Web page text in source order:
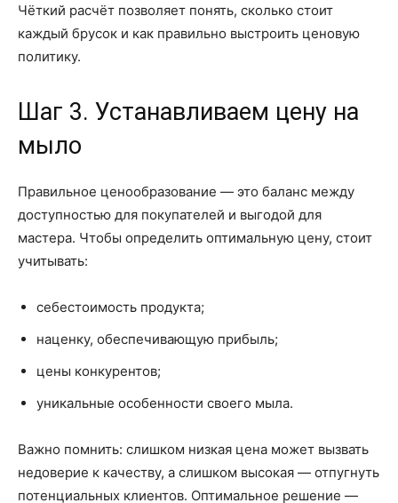
Чёткий расчёт позволяет понять, сколько стоит
каждый брусок и как правильно выстроить ценовую
политику.
Шаг 3. Устанавливаем цену на
мыло
Правильное ценообразование — это баланс между
доступностью для покупателей и выгодой для
мастера. Чтобы определить оптимальную цену, стоит
учитывать:
себестоимость продукта;
наценку, обеспечивающую прибыль;
цены конкурентов;
уникальные особенности своего мыла.
Важно помнить: слишком низкая цена может вызвать
недоверие к качеству, а слишком высокая — отпугнуть
потенциальных клиентов. Оптимальное решение —